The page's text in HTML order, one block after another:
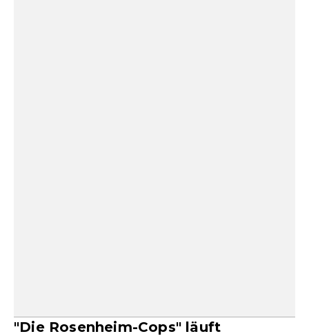
"Die Rosenheim-Cops" läuft